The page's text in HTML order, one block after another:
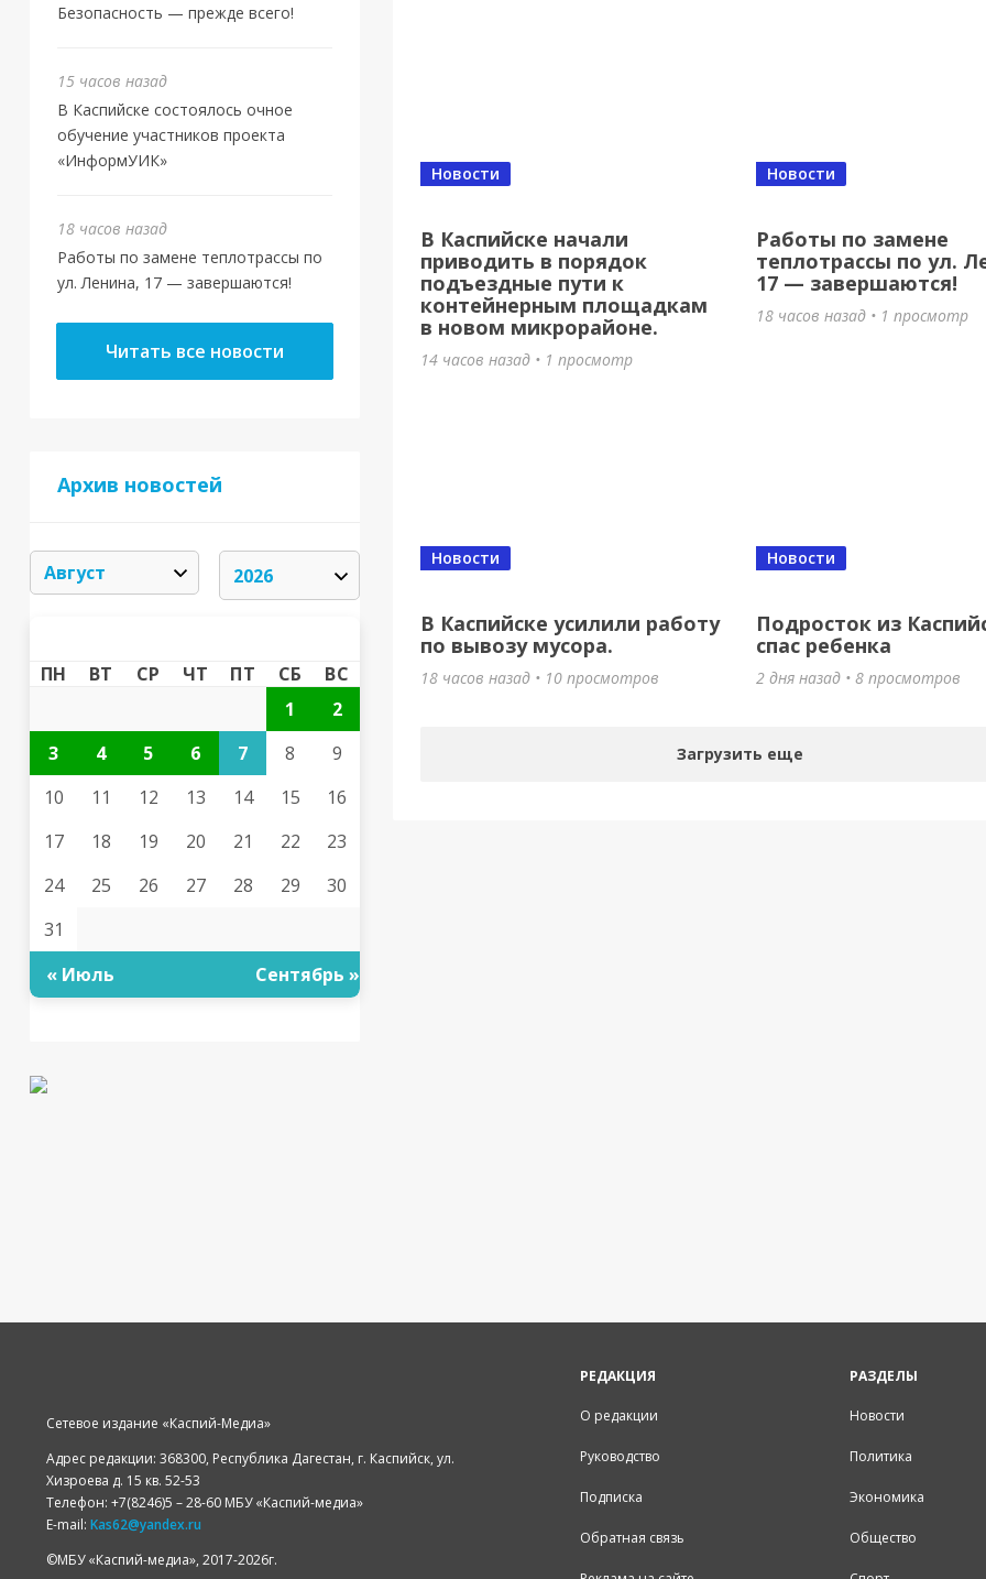
Безопасность — прежде всего!
15 часов назад
В Каспийске состоялось очное
обучение участников проекта
«ИнформУИК»
18 часов назад
Работы по замене теплотрассы по
ул. Ленина, 17 — завершаются!
Читать все новости
Архив новостей
ПН ВТ СР ЧТ ПТ СБ
ВС
1
2
3
4 5 6 7 8
9
10
11 12 13 14 15
16
17
18 19 20 21 22
23
24
25 26 27 28 29
30
31
« Июль
Сентябрь »
В Каспийске начали
приводить в порядок
подъездные пути к
контейнерным площадкам
в новом микрорайоне.
Новости
14 часов назад • 1 просмотр
Работы по замене
теплотрассы по ул.
17 — завершаются!
Новости
18 часов назад • 1 просмотр
В Каспийске усилили работу
по вывозу мусора.
Новости
18 часов назад • 10 просмотров
Подросток из
спас ребенка
Новости
2 дня назад • 8 просмотров
Загрузить еще
Сетевое издание «Каспий-Медиа»
Адрес редакции: 368300, Республика Дагестан, г. Каспийск, ул.
Хизроева д. 15 кв. 52-53
Телефон: +7(8246)5 – 28-60 МБУ «Каспий-медиа»
E-mail: Kas62@yandex.ru
©️МБУ «Каспий-медиа», 2017-2026г.
РЕДАКЦИЯ
О редакции
Руководство
Подписка
Обратная связь
РАЗДЕЛЫ
Новости
Политика
Экономика
Общество